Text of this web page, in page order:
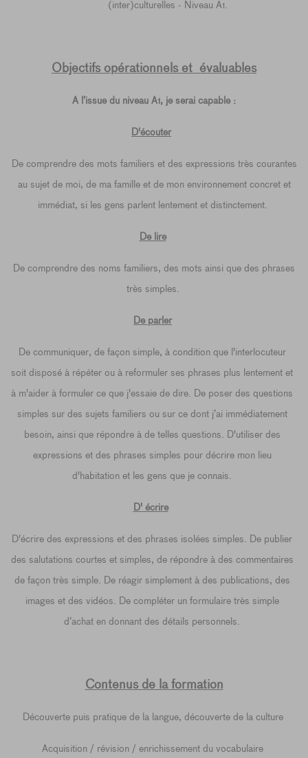
(inter)culturelles - Niveau A1.
Objectifs opérationnels et évaluables
A l’issue du niveau A1, je serai capable :
D'écouter
De comprendre des mots familiers et des expressions très courantes
au sujet de moi, de ma famille et de mon environnement concret et
immédiat, si les gens parlent lentement et distinctement.
De lire
De comprendre des noms familiers, des mots ainsi que des phrases
très simples.
De parler
De communiquer, de façon simple, à condition que l'interlocuteur
soit disposé à répéter ou à reformuler ses phrases plus lentement et
à m'aider à formuler ce que j'essaie de dire. De poser des questions
simples sur des sujets familiers ou sur ce dont j’ai immédiatement
besoin, ainsi que répondre à de telles questions. D'utiliser des
expressions et des phrases simples pour décrire mon lieu
d'habitation et les gens que je connais.
D' écrire
D'écrire des expressions et des phrases isolées simples. De publier
des salutations courtes et simples, de répondre à des commentaires
de façon très simple. De réagir simplement à des publications, des
images et des vidéos. De compléter un formulaire très simple
d’achat en donnant des détails personnels.
Contenus de la formation
Découverte puis pratique de la langue, découverte de la culture
Acquisition / révision / enrichissement du vocabulaire